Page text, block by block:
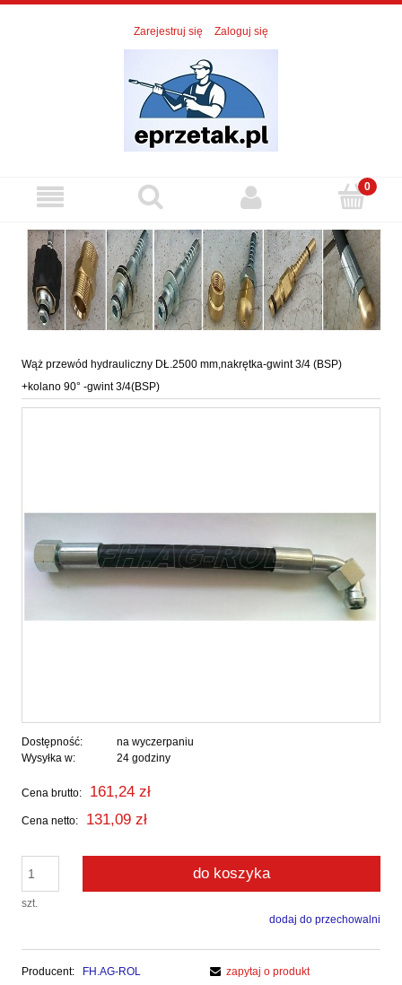
Zarejestruj się Zaloguj się
Wąż przewód hydrauliczny DŁ.2500 mm,nakrętka-gwint 3/4 (BSP)
+kolano 90° -gwint 3/4(BSP)
Dostępność:
na wyczerpaniu
Wysyłka w:
24 godziny
Cena brutto: 161,24 zł
Cena netto: 131,09 zł
szt.
do koszyka
dodaj do przechowalni
Producent:
FH.AG-ROL
zapytaj o produkt